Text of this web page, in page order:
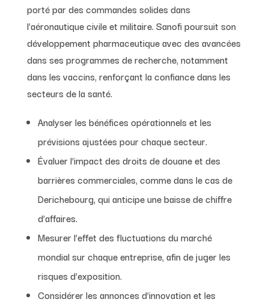
porté par des commandes solides dans
l’aéronautique civile et militaire. Sanofi poursuit son
développement pharmaceutique avec des avancées
dans ses programmes de recherche, notamment
dans les vaccins, renforçant la confiance dans les
secteurs de la santé.
Analyser les bénéfices opérationnels et les
prévisions ajustées pour chaque secteur.
Évaluer l’impact des droits de douane et des
barrières commerciales, comme dans le cas de
Derichebourg, qui anticipe une baisse de chiffre
d’affaires.
Mesurer l’effet des fluctuations du marché
mondial sur chaque entreprise, afin de juger les
risques d’exposition.
Considérer les annonces d’innovation et les